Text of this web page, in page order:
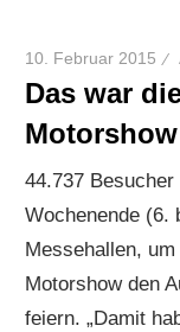
10. Februar 2015
Das war
Motorshow
44.737
Wochenende (6.
Messehallen,
Motorshow den
feiern. „Damit